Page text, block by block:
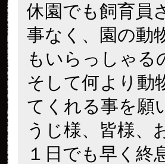
休園でも飼育員
事なく、園の動
もいらっしゃる
そして何より動
てくれる事を願
うじ様、皆様、
１日でも早く終